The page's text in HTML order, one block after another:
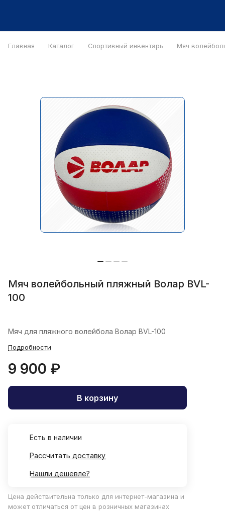
Главная Каталог Спортивный инвентарь Мяч
Мяч волейбольный пляжный Волар BVL-
100
Мяч для пляжного волейбола Волар BVL-100
Подробности
9 900 ₽
В корзину
Есть в наличии
Рассчитать доставку
Нашли дешевле?
Цена действительна только для интернет-магазина и
может отличаться от цен в розничных магазинах